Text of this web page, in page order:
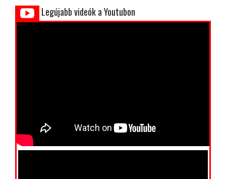
Legújabb videók a Youtubon